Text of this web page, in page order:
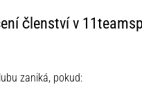
členství v
zaniká, pokud: